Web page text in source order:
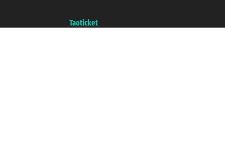
Taoticket